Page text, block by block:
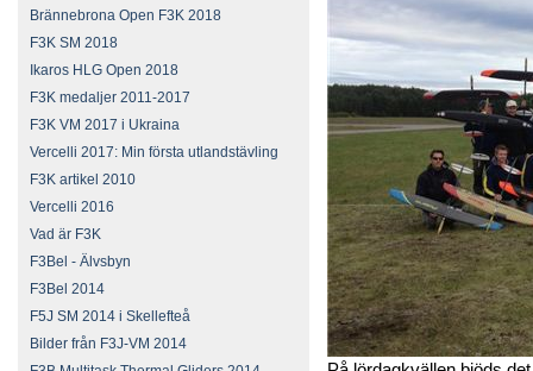
Brännebrona Open F3K 2018
F3K SM 2018
Ikaros HLG Open 2018
F3K medaljer 2011-2017
F3K VM 2017 i Ukraina
Vercelli 2017: Min första utlandstävling
F3K artikel 2010
Vercelli 2016
Vad är F3K
F3Bel - Älvsbyn
F3Bel 2014
F5J SM 2014 i Skellefteå
Bilder från F3J-VM 2014